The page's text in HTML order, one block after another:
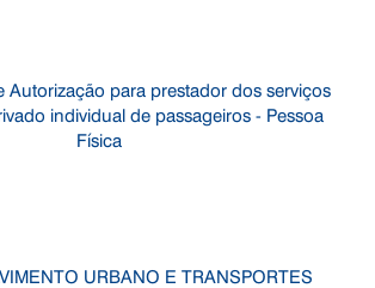
Autorização para prestador dos serviços
individual de passageiros - Pessoa
Física